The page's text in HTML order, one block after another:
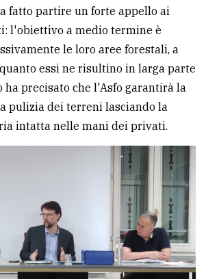
fatto partire un forte appello ai
l'obiettivo a medio termine è
le loro aree forestali, a
essi ne risultino in larga parte
ha precisato che l'Asfo garantirà la
pulizia dei terreni lasciando la
intatta nelle mani dei privati.